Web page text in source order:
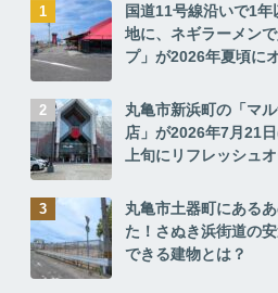
国道11号線沿いで1
地に、ネギラーメン
プ」が2026年夏頃に
丸亀市新浜町の「マ
店」が2026年7月21
上旬にリフレッシュ
丸亀市土器町にある
た！さぬき浜街道の
できる建物とは？